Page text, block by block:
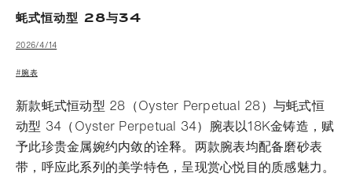
蚝式恒动型 28与34
2026/4/14
#腕表
新款蚝式恒动型 28（Oyster Perpetual 28）与蚝式恒
动型 34（Oyster Perpetual 34）腕表以18K金铸造，赋
予此珍贵金属婉约内敛的诠释。两款腕表均配备磨砂表
带，呼应此系列的美学特色，呈现赏心悦目的质感魅力。